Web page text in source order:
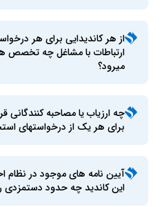
از هر کاندیدایی برای هر
ارتباطات با مشاغل چه تخصص
میرود؟
چه ارزیاب یا مصاحبه
برای هر یک از درخواستهای
آیین نامه های موجود در
این کاندید چه حدود دستمزدی